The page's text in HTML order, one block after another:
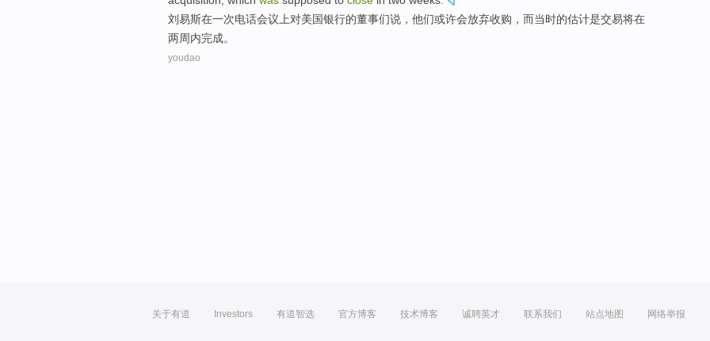
刘易斯在一次电话会议上对美国银行的董事们说，他们或许会放弃收购 ， 而当时的估计是交易将在
两周内完成。
youdao
关于有道 Investors 有道智选 官方博客 技术博客 诚聘英才 联系我们 站点地图 网络举报